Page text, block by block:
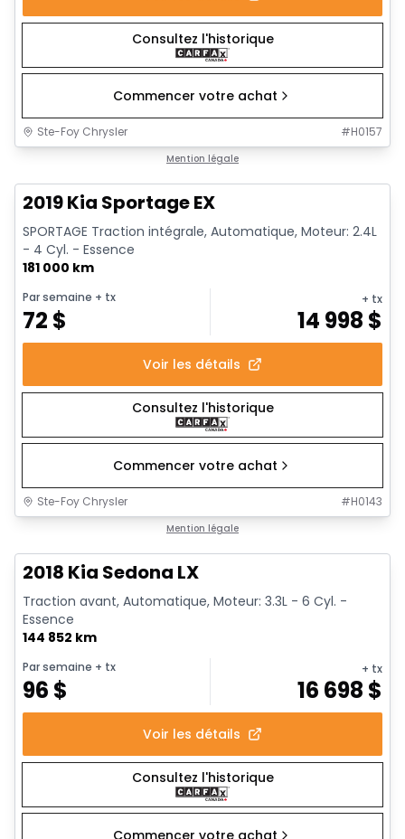
Consultez l'historique
Commencer votre achat
Ste-Foy Chrysler #H0157
Mention légale
2019 Kia Sportage EX
SPORTAGE Traction intégrale, Automatique, Moteur: 2.4L
- 4 Cyl. - Essence
181 000 km
Par semaine + tx
72 $
+ tx
14 998 $
Voir les détails
Consultez l'historique
Commencer votre achat
Ste-Foy Chrysler #H0143
Mention légale
2018 Kia Sedona LX
Traction avant, Automatique, Moteur: 3.3L - 6 Cyl. -
Essence
144 852 km
Par semaine + tx
96 $
+ tx
16 698 $
Voir les détails
Consultez l'historique
Commencer votre achat